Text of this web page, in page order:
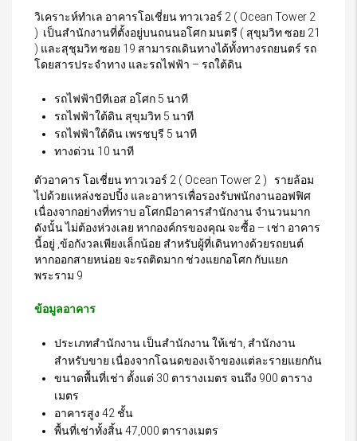
วิเคราะห์ทำเล อาคารโอเชี่ยน ทาวเวอร์ 2 ( Ocean Tower 2
) เป็นสำนักงานที่ตั้งอยู่บนถนนอโศก มนตรี ( สุขุมวิท ซอย 21
) และสุชุมวิท ซอย 19 สามารถเดินทางได้ทั้งทางรถยนตร์ รถ
โดยสารประจำทาง และรถไฟฟ้า – รถใต้ดิน
รถไฟฟ้าบีทีเอส อโศก 5 นาที
รถไฟฟ้าใต้ดิน สุขุมวิท 5 นาที
รถไฟฟ้าใต้ดิน เพรชบุรี 5 นาที
ทางด่วน 10 นาที
ตัวอาคาร โอเชี่ยน ทาวเวอร์ 2 ( Ocean Tower 2 ) รายล้อม
ไปด้วยแหล่งชอปปิ้ง และอาหารเพื่อรองรับพนักงานออฟฟิศ
เนื่องจากอย่างที่ทราบ อโศกมีอาคารสำนักงาน จำนวนมาก
ดังนั้น ไม่ต้องห่วงเลย หากองค์กรของคุณ จะซื้อ – เช่า อาคาร
นี้อยู่ ,ข้อกังวลเพียงเล็กน้อย สำหรับผู้ที่เดินทางด้วยรถยนต์
หากออกสายหน่อย จะรถติดมาก ช่วงแยกอโศก กับแยก
พระราม 9
ข้อมูลอาคาร
ประเภทสำนักงาน เป็นสำนักงาน ให้เช่า, สำนักงาน
สำหรับขาย เนื่องจากโฉนดของเจ้าของแต่ละรายแยกกัน
ขนาดพื้นที่เช่า ตั้งแต่ 30 ตารางเมตร จนถึง 900 ตาราง
เมตร
อาคารสูง 42 ชั้น
พื้นที่เช่าทั้งสิ้น 47,000 ตารางเมตร